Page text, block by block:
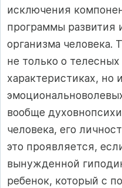
исключения
программы развития
организма человека.
не только о
характеристиках, но
вообще
человека, его
это проявляется,
вынужденной
ребенок, который с